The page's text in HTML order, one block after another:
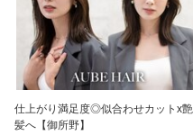
仕上がり満足度◎似合わせカットx
髪へ【御所野】